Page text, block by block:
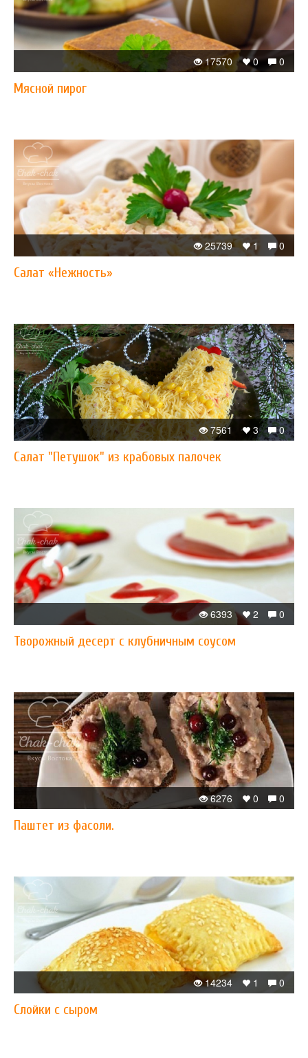
0
0
17570
Мясной пирог
0
1
25739
Салат «Нежность»
0
3
7561
Салат "Петушок" из крабовых палочек
0
2
6393
Творожный десерт с клубничным соусом
0
0
6276
Паштет из фасоли.
0
1
14234
Слойки с сыром